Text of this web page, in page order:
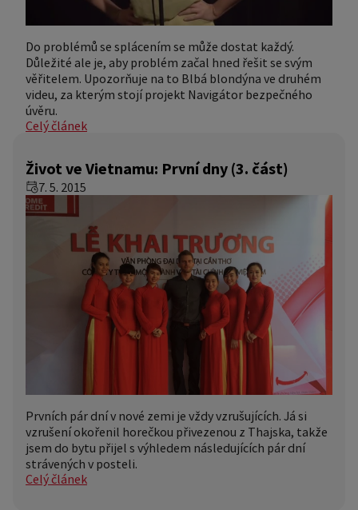
Do problémů se splácením se může dostat každý.
Důležité ale je, aby problém začal hned řešit se svým
věřitelem. Upozorňuje na to Blbá blondýna ve druhém
videu, za kterým stojí projekt Navigátor bezpečného
úvěru.
Celý článek
Život ve Vietnamu: První dny (3. část)
7. 5. 2015
Prvních pár dní v nové zemi je vždy vzrušujících. Já si
vzrušení okořenil horečkou přivezenou z Thajska, takže
jsem do bytu přijel s výhledem následujících pár dní
strávených v posteli.
Celý článek